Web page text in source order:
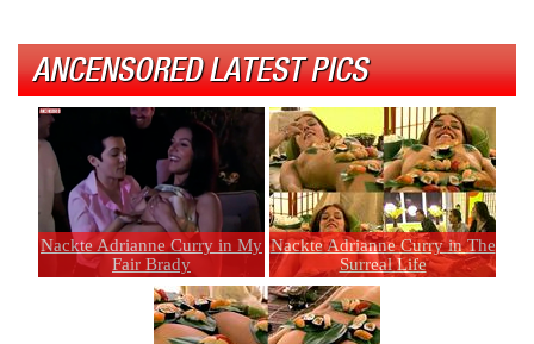
ANCENSORED LATEST PICS
Nackte Adrianne Curry in My
Fair Brady
Nackte Adrianne Curry in The
Surreal Life